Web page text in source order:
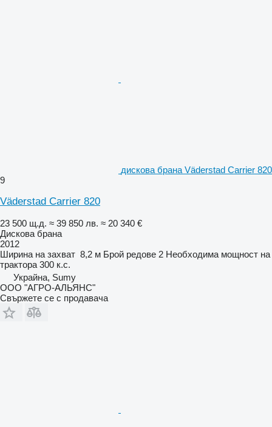
дискова брана Väderstad Carrier 820
9
Väderstad Carrier 820
23 500 щ.д. ≈ 39 850 лв. ≈ 20 340 €
Дискова брана
2012
Ширина на захват 8,2 м Брой редове 2 Необходима мощност на
трактора 300 к.с.
Украйна, Sumy
ООО "АГРО-АЛЬЯНС"
Свържете се с продавача